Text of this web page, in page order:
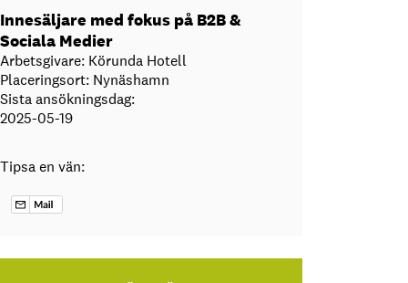
Innesäljare med fokus på B2B &
Sociala Medier
Arbetsgivare: Körunda Hotell
Placeringsort: Nynäshamn
Sista ansökningsdag:
2025-05-19
Tipsa en vän: